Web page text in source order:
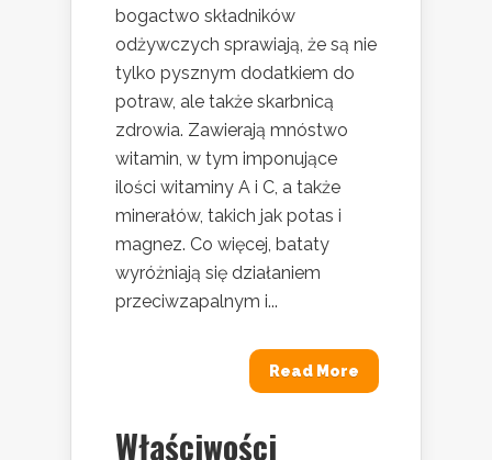
bogactwo składników
odżywczych sprawiają, że są nie
tylko pysznym dodatkiem do
potraw, ale także skarbnicą
zdrowia. Zawierają mnóstwo
witamin, w tym imponujące
ilości witaminy A i C, a także
minerałów, takich jak potas i
magnez. Co więcej, bataty
wyróżniają się działaniem
przeciwzapalnym i...
Read More
Właściwości